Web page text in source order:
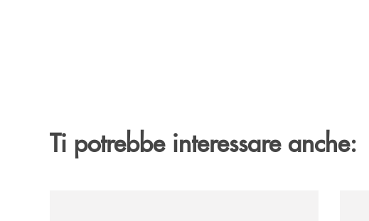
Ti potrebbe interessare anche: